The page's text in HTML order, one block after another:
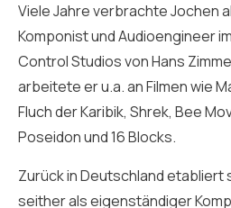
Viele Jahre verbrachte Jochen
Komponist und Audioengineer
Control Studios von Hans
arbeitete er u.a. an Filmen wie
Fluch der Karibik, Shrek, Bee
Poseidon und 16 Blocks.
Zurück in Deutschland etabliert
seither als eigenständiger